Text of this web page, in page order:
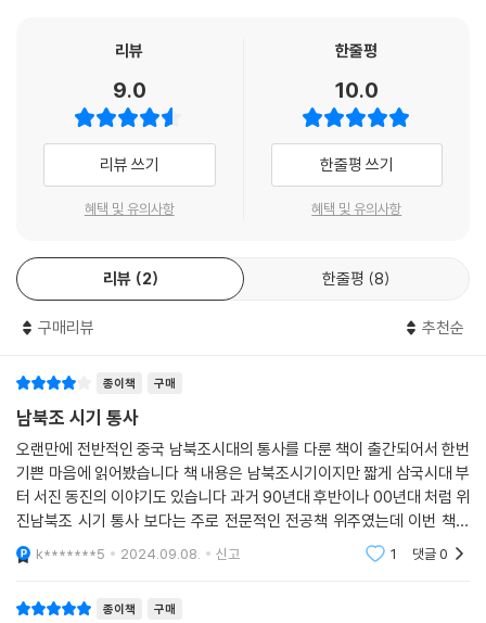
리뷰
9.0
리뷰 쓰기
혜택 및 유의사항
한줄평
10.0
한줄평 쓰기
혜택 및 유의사항
리뷰 2 한줄평 8
구매리뷰 추천순
종이책 구매
남북조 시기 통사
오랜만에 전반적인 중국 남북조시대의 통사를 다룬 책이 출간되어서 한번
기쁜 마음에 읽어봤습니다 책 내용은 남북조시기이지만 짧게 삼국시대 부
터 서진 동진의 이야기도 있습니다 과거 90년대 후반이나 00년대 처럼 위
진남북조 시기 통사 보다는 주로 전문적인 전공책 위주였는데 이번 책은
중국사 남북조 시대 만을 다룬 책에서 의의가 있습니다 너무 깊지도 짧지
도 않게 시대 왕조별
k*******5 2024.09.08. 신고 1 댓글0
종이책 구매